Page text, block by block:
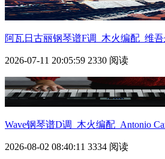
阿瓦日古丽钢琴谱F调_木火编配_维
2026-07-11 20:05:59 2330 阅读
Wave钢琴谱D调_木火编配_Antonio
2026-08-02 08:40:11 3334 阅读